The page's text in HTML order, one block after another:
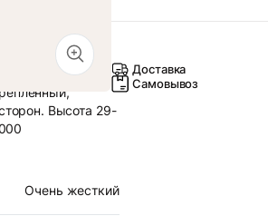
Доставка
Самовывоз
Высота 29-
Очень жесткий